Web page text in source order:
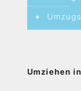
Umziehen